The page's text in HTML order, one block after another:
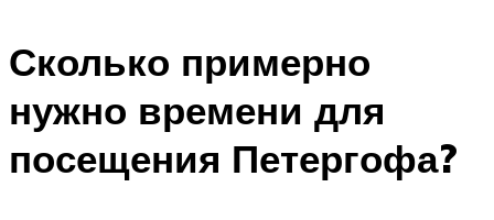
Сколько примерно
нужно времени для
посещения Петергофа?